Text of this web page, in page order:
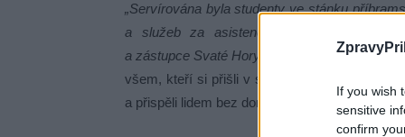
If you wish
sensitive
confirm
„Servírována byla studenty ve stánku
a služeb za asistence starosty města
a zástupce Svaté Hory patera Jana Kuníka,“
všem, kteří si přišli v sobotu na námětí 17.
a přispěli lidem bez domova.